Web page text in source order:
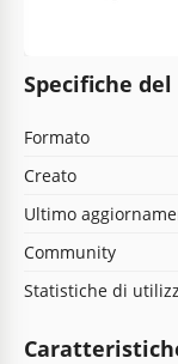
Specifiche
Formato
Creato
Ultimo
Community
Statistiche di